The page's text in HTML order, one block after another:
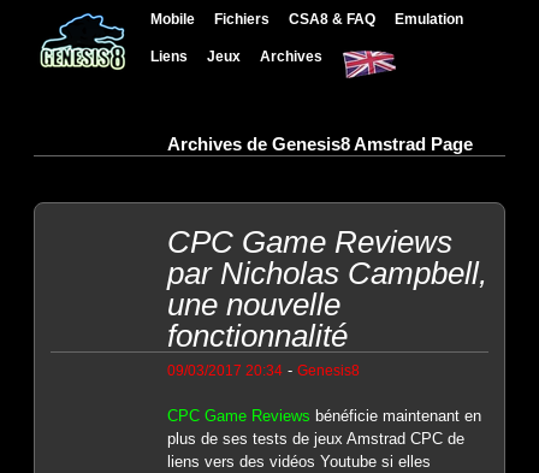
Mobile Fichiers CSA8 & FAQ Emulation
Liens Jeux Archives
Archives de Genesis8 Amstrad Page
CPC Game Reviews
par Nicholas Campbell,
une nouvelle
fonctionnalité
09/03/2017 20:34- Genesis8
CPC Game Reviews bénéficie maintenant en
plus de ses tests de jeux Amstrad CPC de
liens vers des vidéos Youtube si elles